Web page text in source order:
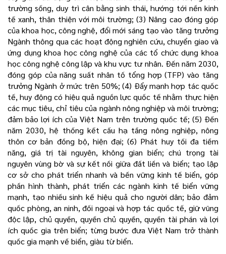
trường sống, duy trì cân bằng sinh thái, hướng tới nền kinh
tế xanh, thân thiện với môi trường; (3) Nâng cao đóng góp
của khoa học, công nghệ, đổi mới sáng tạo vào tăng trưởng
Ngành thông qua các hoạt động nghiên cứu, chuyển giao và
ứng dụng khoa học công nghệ của các tổ chức dụng khoa
học công nghệ công lập và khu vực tư nhân. Đến năm 2030,
đóng góp của năng suất nhân tố tổng hợp (TFP) vào tăng
trưởng Ngành ở mức trên 50%; (4) Đẩy mạnh hợp tác quốc
tế, huy động có hiệu quả nguồn lực quốc tế nhằm thực hiện
các mục tiêu, chỉ tiêu của ngành nông nghiệp và môi trường;
đảm bảo lợi ích của Việt Nam trên trường quốc tế; (5) Đến
năm 2030, hệ thống kết cấu hạ tầng nông nghiệp, nông
thôn cơ bản đồng bộ, hiện đại; (6) Phát huy tối đa tiềm
năng, giá trị tài nguyên, không gian biển; chú trọng tài
nguyên vùng bờ và sự kết nối giữa đất liền và biển; tạo lập
cơ sở cho phát triển nhanh và bền vững kinh tế biển, góp
phần hình thành, phát triển các ngành kinh tế biển vững
mạnh, tạo nhiều sinh kế hiệu quả cho người dân; bảo đảm
quốc phòng, an ninh, đối ngoại và hợp tác quốc tế, giữ vũng
độc lập, chủ quyền, quyền chủ quyền, quyền tài phán và lợi
ích quốc gia trên biển; từng bước đưa Việt Nam trở thành
quốc gia mạnh về biển, giàu từ biển.